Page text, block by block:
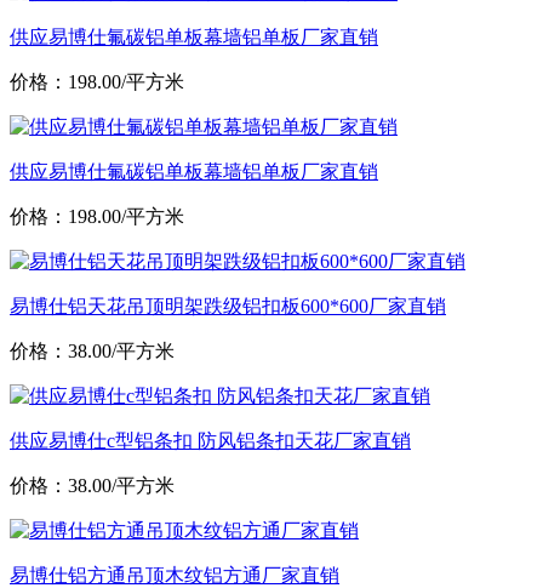
供应易博仕氟碳铝单板幕墙铝单板厂家直销
价格：198.00/平方米
供应易博仕氟碳铝单板幕墙铝单板厂家直销
价格：198.00/平方米
易博仕铝天花吊顶明架跌级铝扣板600*600厂家直销
价格：38.00/平方米
供应易博仕c型铝条扣 防风铝条扣天花厂家直销
价格：38.00/平方米
易博仕铝方通吊顶木纹铝方通厂家直销